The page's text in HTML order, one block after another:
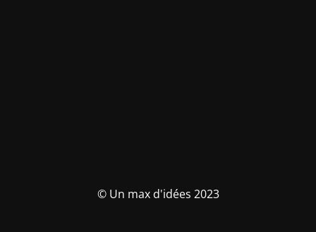
© Un max d'idées 2023